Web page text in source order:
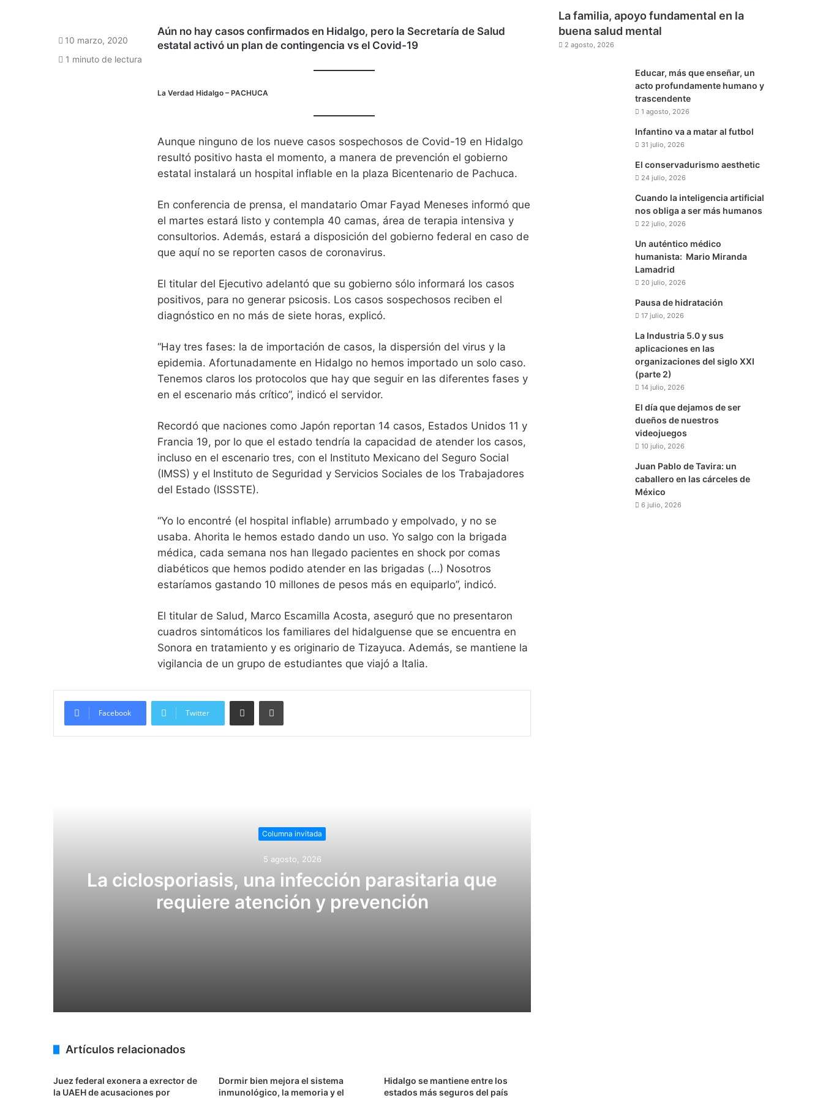
Aún no hay casos confirmados en Hidalgo, pero la Secretaría de Salud
estatal activó un plan de contingencia vs el Covid-19
La Verdad Hidalgo – PACHUCA
Aunque ninguno de los nueve casos sospechosos de Covid-19 en Hidalgo
resultó positivo hasta el momento, a manera de prevención el gobierno
estatal instalará un hospital inflable en la plaza Bicentenario de Pachuca.
En conferencia de prensa, el mandatario Omar Fayad Meneses informó que
el martes estará listo y contempla 40 camas, área de terapia intensiva y
consultorios. Además, estará a disposición del gobierno federal en caso de
que aquí no se reporten casos de coronavirus.
El titular del Ejecutivo adelantó que su gobierno sólo informará los casos
positivos, para no generar psicosis. Los casos sospechosos reciben el
diagnóstico en no más de siete horas, explicó.
“Hay tres fases: la de importación de casos, la dispersión del virus y la
epidemia. Afortunadamente en Hidalgo no hemos importado un solo caso.
Tenemos claros los protocolos que hay que seguir en las diferentes fases y
en el escenario más crítico”, indicó el servidor.
Recordó que naciones como Japón reportan 14 casos, Estados Unidos 11 y
Francia 19, por lo que el estado tendría la capacidad de atender los casos,
incluso en el escenario tres, con el Instituto Mexicano del Seguro Social
(IMSS) y el Instituto de Seguridad y Servicios Sociales de los Trabajadores
del Estado (ISSSTE).
“Yo lo encontré (el hospital inflable) arrumbado y empolvado, y no se
usaba. Ahorita le hemos estado dando un uso. Yo salgo con la brigada
médica, cada semana nos han llegado pacientes en shock por comas
diabéticos que hemos podido atender en las brigadas (…) Nosotros
estaríamos gastando 10 millones de pesos más en equiparlo”, indicó.
El titular de Salud, Marco Escamilla Acosta, aseguró que no presentaron
cuadros sintomáticos los familiares del hidalguense que se encuentra en
Sonora en tratamiento y es originario de Tizayuca. Además, se mantiene la
vigilancia de un grupo de estudiantes que viajó a Italia.
10 marzo, 2020
1 minuto de lectura
Facebook Twitter
Compartir vía email Imprimir
Columna invitada
5 agosto, 2026
La ciclosporiasis, una infección parasitaria que
requiere atención y prevención
Artículos relacionados
Juez federal exonera a exrector de
la UAEH de acusaciones por
Dormir bien mejora el sistema
inmunológico, la memoria y el
Hidalgo se mantiene entre los
estados más seguros del país
La familia, apoyo fundamental en la
buena salud mental
2 agosto, 2026
Educar, más que enseñar, un
acto profundamente humano y
trascendente
1 agosto, 2026
Infantino va a matar al futbol
31 julio, 2026
El conservadurismo aesthetic
24 julio, 2026
Cuando la inteligencia artificial
nos obliga a ser más humanos
22 julio, 2026
Un auténtico médico
humanista: Mario Miranda
Lamadrid
20 julio, 2026
Pausa de hidratación
17 julio, 2026
La Industria 5.0 y sus
aplicaciones en las
organizaciones del siglo XXI
(parte 2)
14 julio, 2026
El día que dejamos de ser
dueños de nuestros
videojuegos
10 julio, 2026
Juan Pablo de Tavira: un
caballero en las cárceles de
México
6 julio, 2026